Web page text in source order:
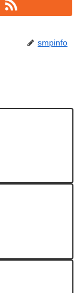
smpinfo